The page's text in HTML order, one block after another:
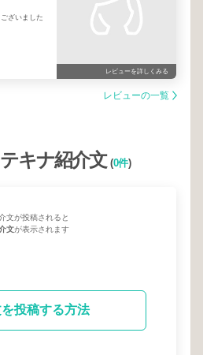
ざいました
レビューを詳しくみる
レビューの一覧
キナ紹介文(0件)
文が投稿されると
文が表示されます
投稿する方法